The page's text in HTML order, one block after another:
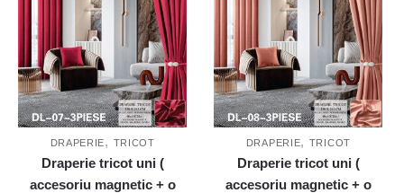
DRAPERIE, TRICOT
Draperie tricot uni (
accesoriu magnetic + o
DRAPERIE, TRICOT
Draperie tricot uni (
accesoriu magnetic + o